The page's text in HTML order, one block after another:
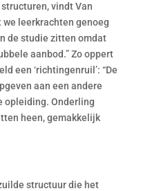
vindt Van
we leerkrachten genoeg
de studie zitten omdat
aanbod.” Zo oppert
een ‘richtingenruil’: “De
aan een andere
opleiding. Onderling
heen, gemakkelijk
structuur die het